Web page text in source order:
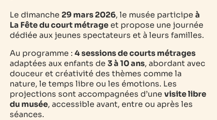
Le dimanche 29 mars 2026, le musée participe à
La Fête du court métrageet propose une journée
dédiée aux jeunes spectateurs et à leurs familles.
Au programme : 4 sessions de courts métrages
adaptées aux enfants de 3 à 10 ans, abordant avec
douceur et créativité des thèmes comme la
nature, le temps libre ou les émotions. Les
projections sont accompagnées d’une visite libre
du musée, accessible avant, entre ou après les
séances.